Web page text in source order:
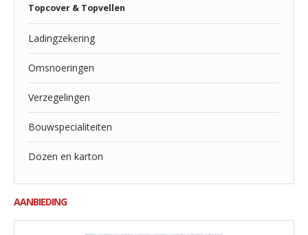
Topcover & Topvellen
Ladingzekering
Omsnoeringen
Verzegelingen
Bouwspecialiteiten
Dozen en karton
AANBIEDING